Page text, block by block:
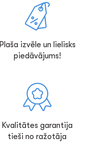
Plaša izvēle un lielisks
piedāvājums!
Kvalitātes garantija
tieši no ražotāja